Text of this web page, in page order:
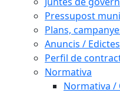
Pressupost
Plans,
Anuncis / Edictes
Perfil de
Normativa
Normativa /